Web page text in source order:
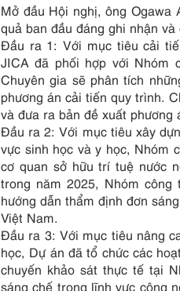
Mở đầu Hội nghị, ông
quả ban đầu đáng ghi nhận
Đầu ra 1: Với mục tiêu cải
JICA đã phối hợp với Nhóm
Chuyên gia sẽ phân tích
phương án cải tiến quy trình.
và đưa ra bản đề xuất
Đầu ra 2: Với mục tiêu xây
vực sinh học và y học, Nhóm
cơ quan sở hữu trí tuệ nước
trong năm 2025, Nhóm
hướng dẫn thẩm định đơn
Việt Nam.
Đầu ra 3: Với mục tiêu nâng
học, Dự án đã tổ chức các
chuyến khảo sát thực tế tại
sáng chế trong lĩnh vực công